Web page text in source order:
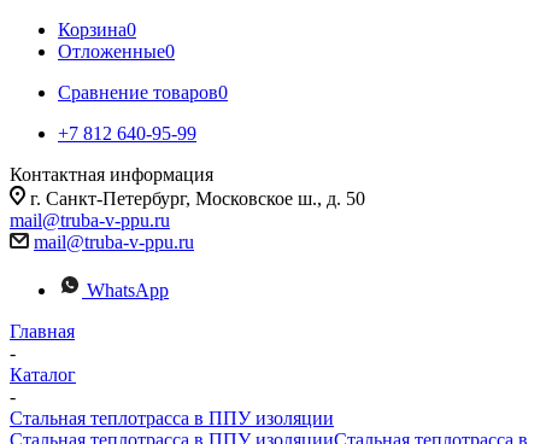
Корзина0
Отложенные0
Сравнение товаров0
+7 812 640-95-99
Контактная информация
г. Санкт-Петербург, Московское ш., д. 50
mail@truba-v-ppu.ru
mail@truba-v-ppu.ru
WhatsApp
Главная
-
Каталог
-
Стальная теплотрасса в ППУ изоляции
Стальная теплотрасса в ППУ изоляцииСтальная теплотрасса в